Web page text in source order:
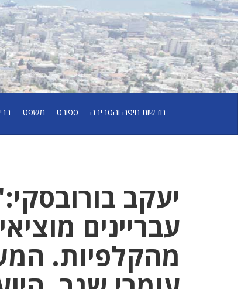
חדשות חיפה והסביבה ספורט משפט
יעקב
עבריינים
מהקלפיות.